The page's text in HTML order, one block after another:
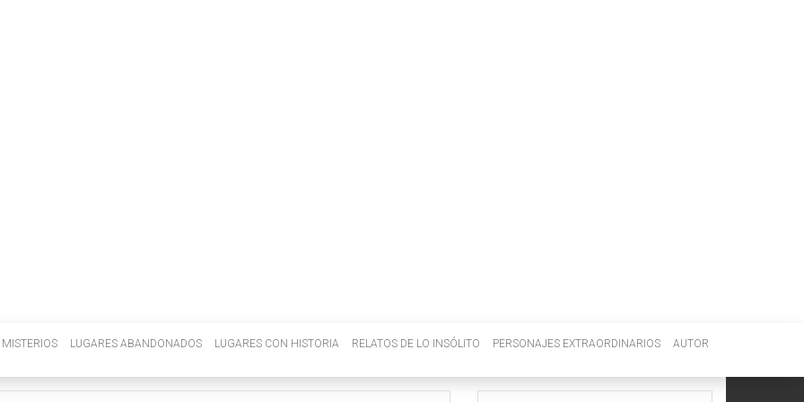
MISTERIOS LUGARES ABANDONADOS LUGARES CON HISTORIA RELATOS DE LO INSÓLITO PERSONAJES EXTRAORDINARIOS AUTOR